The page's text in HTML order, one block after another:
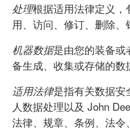
处理根据适用法律定义
用、访问、修订、删除、
机器数据是由您的装备或
备生成、收集或存储的数
适用法律是指有关数据安
人数据处理以及 John
法律、规章、条例、法令